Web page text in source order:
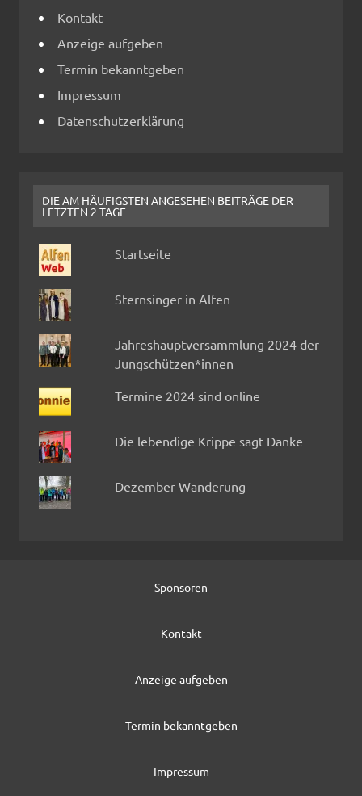
Kontakt
Anzeige aufgeben
Termin bekanntgeben
Impressum
Datenschutzerklärung
DIE AM HÄUFIGSTEN ANGESEHEN BEITRÄGE DER
LETZTEN 2 TAGE
Startseite
Sternsinger in Alfen
Jahreshauptversammlung 2024 der
Jungschützen*innen
Termine 2024 sind online
Die lebendige Krippe sagt Danke
Dezember Wanderung
Sponsoren
Kontakt
Anzeige aufgeben
Termin bekanntgeben
Impressum